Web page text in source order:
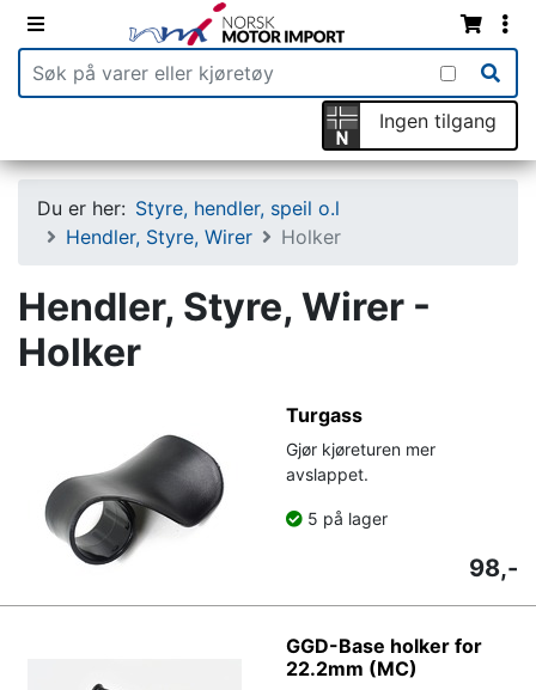
Ingen tilgang
Du er her: Styre, hendler, speil o.l
Hendler, Styre, Wirer
Holker
Hendler, Styre, Wirer -
Holker
Turgass
Gjør kjøreturen mer
avslappet.
5 på lager
98,-
GGD-Base holker for
22.2mm (MC)